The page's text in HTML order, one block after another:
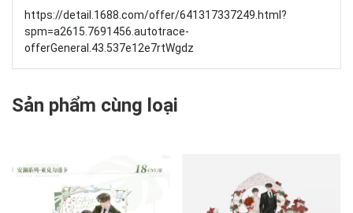
https://detail.1688.com/offer/641317337249.html?
spm=a2615.7691456.autotrace-
offerGeneral.43.537e12e7rtWgdz
Sản phẩm cùng loại